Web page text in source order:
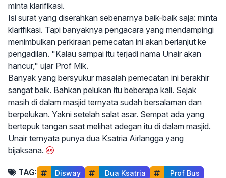
minta klarifikasi.
Isi surat yang diserahkan sebenarnya baik-baik saja: minta
klarifikasi. Tapi banyaknya pengacara yang mendampingi
menimbulkan perkiraan pemecatan ini akan berlanjut ke
pengadilan. "Kalau sampai itu terjadi nama Unair akan
hancur," ujar Prof Mik.
Banyak yang bersyukur masalah pemecatan ini berakhir
sangat baik. Bahkan pelukan itu beberapa kali. Sejak
masih di dalam masjid ternyata sudah bersalaman dan
berpelukan. Yakni setelah salat asar. Sempat ada yang
bertepuk tangan saat melihat adegan itu di dalam masjid.
Unair ternyata punya dua Ksatria Airlangga yang
bijaksana.
TAG: Disway Dua Ksatria Prof Bus